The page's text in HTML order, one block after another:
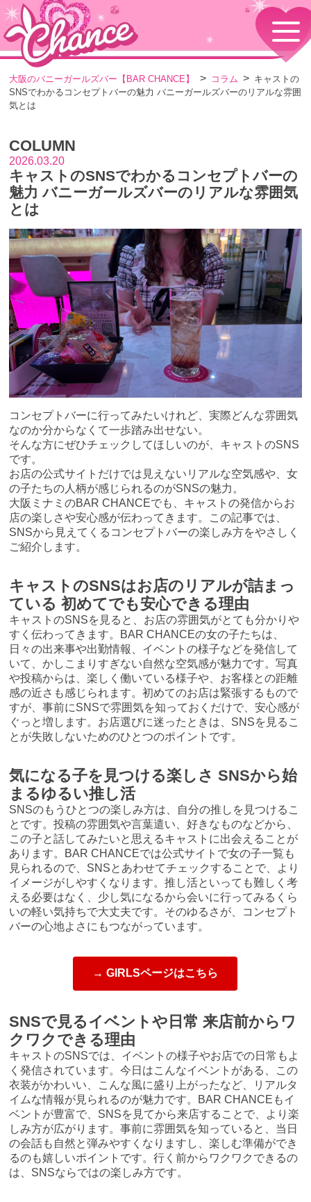
HOME
TOPページ
コンセプト
GIRLS
メニュー・料金
EVENTS
SHOP
店舗情報・よくある質問
VISITORS TO JAPAN
外国人観光客向け
RECRUIT
採用情報
大阪のバニーガールズバー【BAR CHANCE】 コラム
キャストの
SNSでわかるコンセプトバーの魅力 バニーガールズバーのリアルな雰囲
気とは
COLUMN
2026.03.20
キャストのSNSでわかるコンセプトバーの
魅力 バニーガールズバーのリアルな雰囲気
とは
コンセプトバーに行ってみたいけれど、実際どんな雰囲気
なのか分からなくて一歩踏み出せない。
そんな方にぜひチェックしてほしいのが、キャストのSNS
です。
お店の公式サイトだけでは見えないリアルな空気感や、女
の子たちの人柄が感じられるのがSNSの魅力。
大阪ミナミのBAR CHANCEでも、キャストの発信からお
店の楽しさや安心感が伝わってきます。この記事では、
SNSから見えてくるコンセプトバーの楽しみ方をやさしく
ご紹介します。
キャストのSNSはお店のリアルが詰まっ
ている 初めてでも安心できる理由
キャストのSNSを見ると、お店の雰囲気がとても分かりや
すく伝わってきます。BAR CHANCEの女の子たちは、
日々の出来事や出勤情報、イベントの様子などを発信して
いて、かしこまりすぎない自然な空気感が魅力です。写真
や投稿からは、楽しく働いている様子や、お客様との距離
感の近さも感じられます。初めてのお店は緊張するもので
すが、事前にSNSで雰囲気を知っておくだけで、安心感が
ぐっと増します。お店選びに迷ったときは、SNSを見るこ
とが失敗しないためのひとつのポイントです。
気になる子を見つける楽しさ SNSから始
まるゆるい推し活
SNSのもうひとつの楽しみ方は、自分の推しを見つけるこ
とです。投稿の雰囲気や言葉遣い、好きなものなどから、
この子と話してみたいと思えるキャストに出会えることが
あります。BAR CHANCEでは公式サイトで女の子一覧も
見られるので、SNSとあわせてチェックすることで、より
イメージがしやすくなります。推し活といっても難しく考
える必要はなく、少し気になるから会いに行ってみるくら
いの軽い気持ちで大丈夫です。そのゆるさが、コンセプト
バーの心地よさにもつながっています。
→ GIRLSページはこちら
SNSで見るイベントや日常 来店前からワ
クワクできる理由
キャストのSNSでは、イベントの様子やお店での日常もよ
く発信されています。今日はこんなイベントがある、この
衣装がかわいい、こんな風に盛り上がったなど、リアルタ
イムな情報が見られるのが魅力です。BAR CHANCEもイ
ベントが豊富で、SNSを見てから来店することで、より楽
しみ方が広がります。事前に雰囲気を知っていると、当日
の会話も自然と弾みやすくなりますし、楽しむ準備ができ
るのも嬉しいポイントです。行く前からワクワクできるの
は、SNSならではの楽しみ方です。